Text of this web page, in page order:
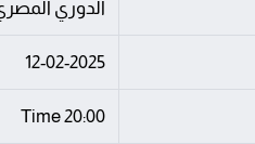
الدوري
12-02-2025
20:00 Time